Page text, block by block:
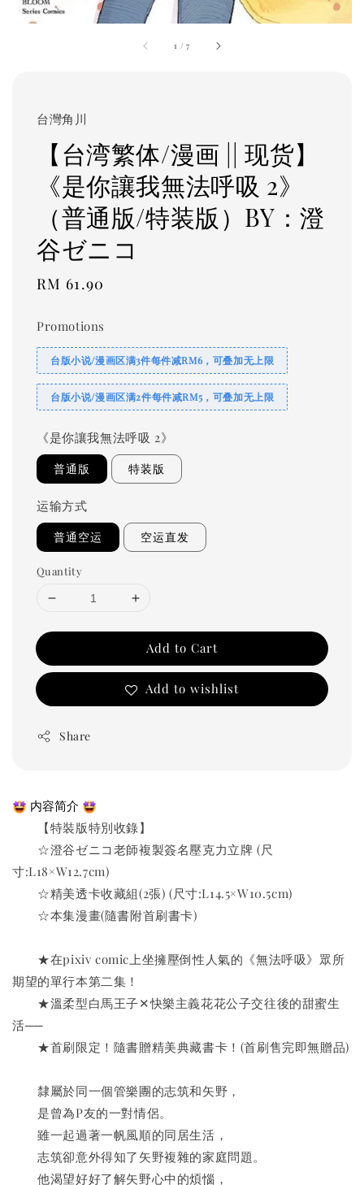
1 /7
台灣角川
【台湾繁体/漫画 || 现货】
《是你讓我無法呼吸 2》
（普通版/特装版）BY：澄
谷ゼニコ
Regular
RM 61.90
Promotions
台版小说/漫画区满3件每件减RM6，可叠加无上限
台版小说/漫画区满2件每件减RM5，可叠加无上限
《是你讓我無法呼吸 2》
普通版 特装版
运输方式
普通空运 空运直发
Quantity
Add to Cart
Add to wishlist
Share
内容简介
【特裝版特別收錄】
☆澄谷ゼニコ老師複製簽名壓克力立牌 (尺
寸:L18×W12.7cm)
☆精美透卡收藏組(2張) (尺寸:L14.5×W10.5cm)
☆本集漫畫(隨書附首刷書卡)
★在pixiv comic上坐擁壓倒性人氣的《無法呼吸》眾所
期望的單行本第二集！
★溫柔型白馬王子✕快樂主義花花公子交往後的甜蜜生
活──
★首刷限定！隨書贈精美典藏書卡！(首刷售完即無贈品)
隸屬於同一個管樂團的志筑和矢野，
是曾為P友的一對情侶。
雖一起過著一帆風順的同居生活，
志筑卻意外得知了矢野複雜的家庭問題。
他渴望好好了解矢野心中的煩惱，